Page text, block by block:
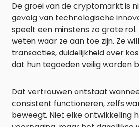
De groei van de cryptomarkt is
gevolg van technologische
speelt een minstens zo grote
weten waar ze aan toe zijn. Ze
transacties, duidelijkheid over
dat hun tegoeden veilig worden
Dat vertrouwen ontstaat
consistent functioneren, zelfs
beweegt. Niet elke ontwikkeling